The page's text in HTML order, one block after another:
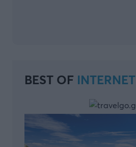
BEST OF INTERNET